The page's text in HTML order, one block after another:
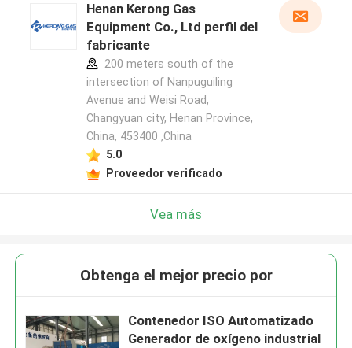
Henan Kerong Gas
Equipment Co., Ltd perfil del
fabricante
200 meters south of the
intersection of Nanpuguiling
Avenue and Weisi Road,
Changyuan city, Henan Province,
China, 453400 ,China
5.0
Proveedor verificado
Vea más
Obtenga el mejor precio por
Contenedor ISO Automatizado
Generador de oxígeno industrial